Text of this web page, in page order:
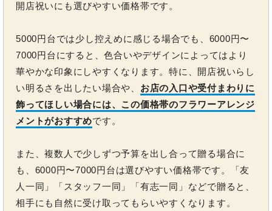
開店祝いにも選びやすい価格帯です。
5000円台では少し控えめに感じる場合でも、6000円〜
7000円台にすると、色合いやデザインによってはより
華やかな印象にしやすくなります。特に、開店祝いらし
い明るさを出したい場合や、 お店の入口や受付まわりに
飾ってほしい場合には、この価格帯のフラワーアレンジ
メントがおすすめです。
また、複数人で少しずつ予算を出し合って贈る場合に
も、6000円〜7000円台は選びやすい価格帯です。「友
人一同」「スタッフ一同」「有志一同」などで贈ると、
相手にも自然に受け取ってもらいやすくなります。